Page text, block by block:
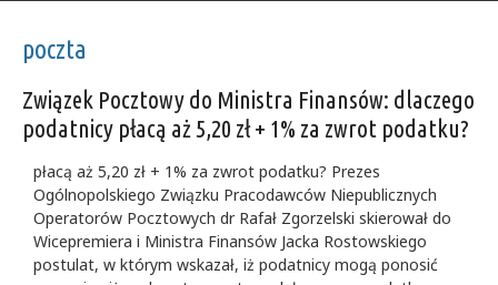
poczta
Związek Pocztowy do Ministra Finansów: dlaczego
podatnicy płacą aż 5,20 zł + 1% za zwrot podatku?
płacą aż 5,20 zł + 1% za zwrot podatku? Prezes
Ogólnopolskiego Związku Pracodawców Niepublicznych
Operatorów Pocztowych dr Rafał Zgorzelski skierował do
Wicepremiera i Ministra Finansów Jacka Rostowskiego
postulat, w którym wskazał, iż podatnicy mogą ponosić